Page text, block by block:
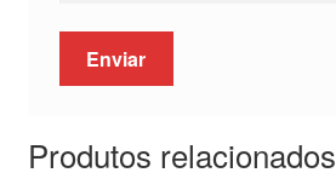
Produtos relacionados